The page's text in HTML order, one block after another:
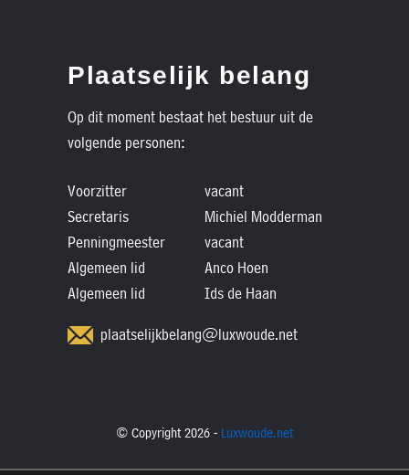
Plaatselijk belang
Op dit moment bestaat het bestuur uit de
volgende personen:
Voorzitter
vacant
Secretaris
Michiel Modderman
Penningmeester
vacant
Algemeen lid
Anco Hoen
Algemeen lid
Ids de Haan
plaatselijkbelang@luxwoude.net
© Copyright 2026 - Luxwoude.net